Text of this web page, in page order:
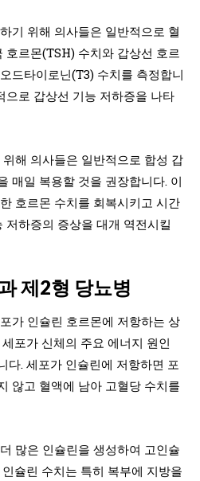
기 위해 의사들은 일반적으로 혈
호르몬(TSH) 수치와 갑상선 호르
드타이로닌(T3) 수치를 측정합니
으로 갑상선 기능 저하증을 나타
해 의사들은 일반적으로 합성 갑
매일 복용할 것을 권장합니다. 이
호르몬 수치를 회복시키고 시간
저하증의 증상을 대개 역전시킬
제2형 당뇨병
가 인슐린 호르몬에 저항하는 상
포가 신체의 주요 에너지 원인
다. 세포가 인슐린에 저항하면 포
않고 혈액에 남아 고혈당 수치를
많은 인슐린을 생성하여 고인슐
슐린 수치는 특히 복부에 지방을